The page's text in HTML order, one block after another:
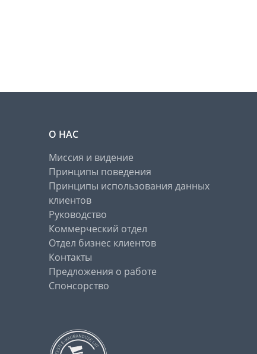
О НАС
Миссия и видение
Принципы поведения
Принципы использования данных
клиентов
Руководство
Коммерческий отдел
Отдел бизнес клиентов
Контакты
Предложения о работе
Спонсорство